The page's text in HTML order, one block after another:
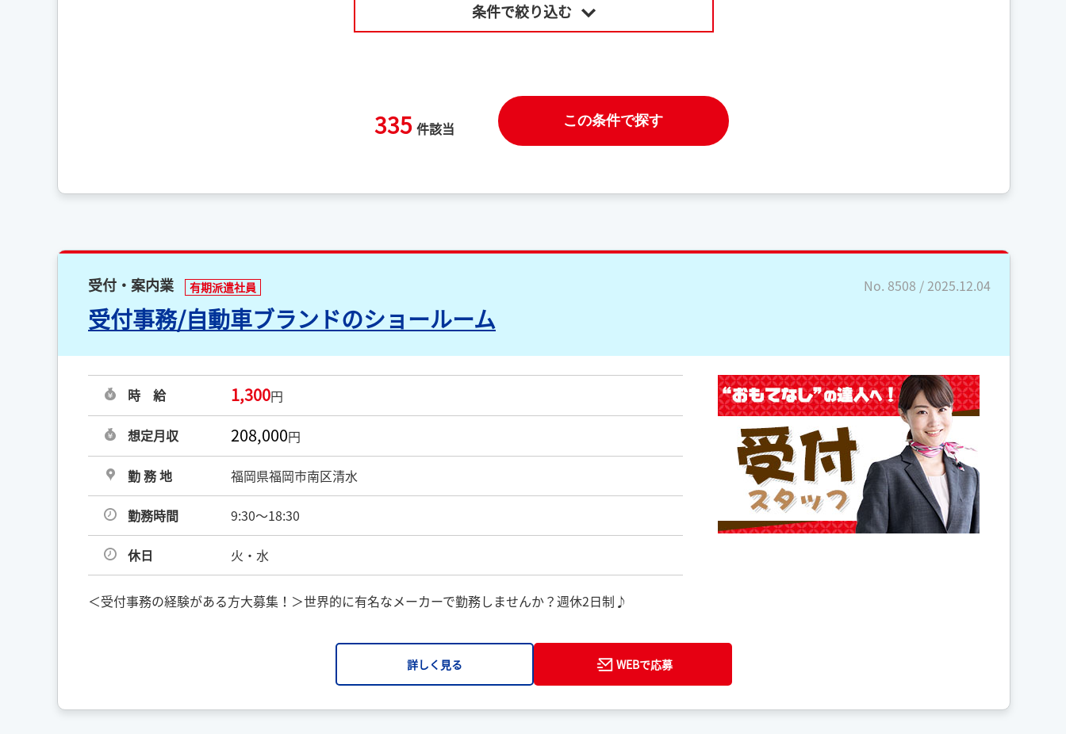
条件で絞り込む
335 件該当 この条件で探す
受付・案内業 有期派遣社員 No. 8508 / 2025.12.04
受付事務/自動車ブランドのショールーム
時 給 1,300円
想定月収 208,000円
勤 務 地 福岡県福岡市南区清水
勤務時間 9:30～18:30
休日 火・水
＜受付事務の経験がある方大募集！＞世界的に有名なメーカーで勤務しませんか？週休2日制♪
WEBで応募
詳しく見る